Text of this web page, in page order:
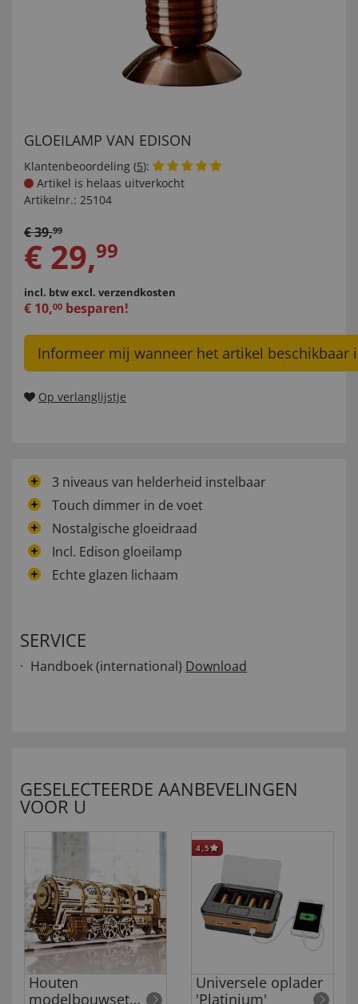
GLOEILAMP VAN EDISON
Klantenbeoordeling (5):
Artikel is helaas uitverkocht
Artikelnr.: 25104
€39,99
€ 29,99
incl. btwexcl. verzendkosten
€ 10,00 besparen!
Informeer mij wanneer het artikel beschikbaar
Op verlanglijstje
3 niveaus van helderheid instelbaar
Touch dimmer in de voet
Nostalgische gloeidraad
Incl. Edison gloeilamp
Echte glazen lichaam
SERVICE
Handboek (international) Download
GESELECTEERDE AANBEVELINGEN
VOOR U
Houten
modelbouwset
4,5
Universele oplader
'Platinium'